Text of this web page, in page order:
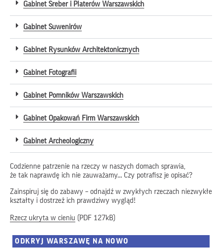
Gabinet Sreber i Platerów Warszawskich
Gabinet Suwenirów
Gabinet Rysunków Architektonicznych
Gabinet Fotografii
Gabinet Pomników Warszawskich
Gabinet Opakowań Firm Warszawskich
Gabinet Archeologiczny
Codzienne patrzenie na rzeczy w naszych domach sprawia,
że tak naprawdę ich nie zauważamy… Czy potrafisz je opisać?
Zainspiruj się do zabawy – odnajdź w zwykłych rzeczach niezwykłe
kształty i dostrzeż ich prawdziwy wygląd!
Rzecz ukryta w cieniu (PDF 127kB)
ODKRYJ WARSZAWĘ NA NOWO